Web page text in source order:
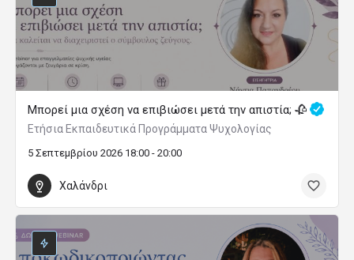
Μπορεί μια σχέση να επιβιώσει μετά την απιστία; 🥀
Ετήσια Εκπαιδευτικά Προγράμματα Ψυχολογίας
5 Σεπτεμβρίου 2026 18:00 - 20:00
Χαλάνδρι